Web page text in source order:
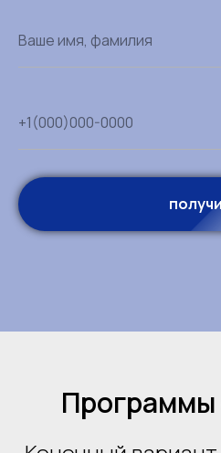
Ваше имя, фамилия
+1(000)000-0000
Программы